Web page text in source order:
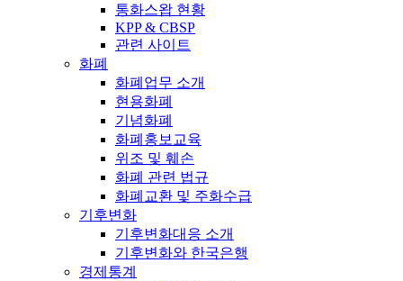
통화스왑 현황
KPP & CBSP
관련 사이트
화폐
화폐업무 소개
현용화폐
기념화폐
화폐홍보교육
위조 및 훼손
화폐 관련 법규
화폐교환 및 주화수급
기후변화
기후변화대응 소개
기후변화와 한국은행
경제통계